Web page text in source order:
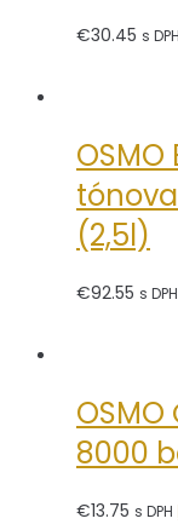
€30.45 s DPH
(2,5l)
€92.55 s DPH
8000
€13.75 s DPH